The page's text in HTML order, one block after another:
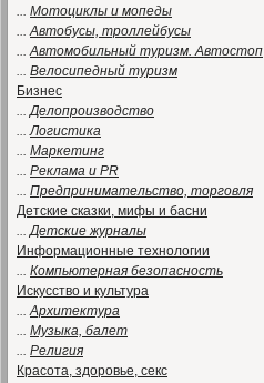
... Мотоциклы и мопеды
...Автобусы, троллейбусы
...Автомобильный туризм. Автостоп
... Велосипедный туризм
Бизнес
...Делопроизводство
...Логистика
... Маркетинг
... Реклама и PR
... Предпринимательство, торговля
Детские сказки, мифы и басни
...Детские журналы
Информационные технологии
... Компьютерная безопасность
Искусство и культура
...Архитектура
... Музыка, балет
... Религия
Красота, здоровье, секс